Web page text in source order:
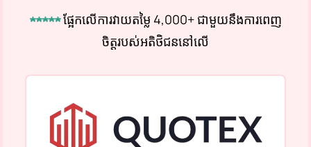
★★★★★ផ្អែកលើការវាយតម្លៃ 4,000+ ជាមួយនឹងការពេញ
ចិត្តរបស់អតិថិជននៅលើ